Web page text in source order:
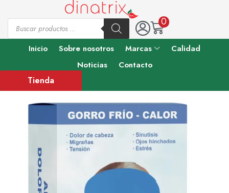
0
Inicio Sobre nosotros Marcas
Calidad
Noticias
Contacto
Tienda